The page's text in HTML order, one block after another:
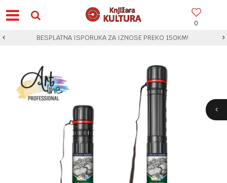
0
BESPLATNA ISPORUKA ZA IZNOSE PREKO 150KM!